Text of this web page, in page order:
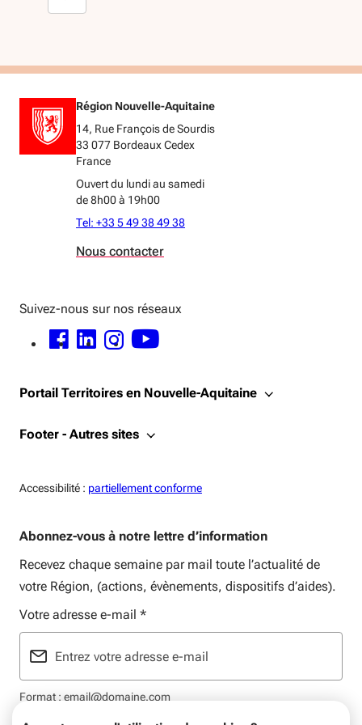
Région Nouvelle-Aquitaine
14, Rue François de Sourdis
33 077 Bordeaux Cedex
France
Ouvert du lundi au samedi
de 8h00 à 19h00
Tel: +33 5 49 38 49 38
Nous contacter
Suivez-nous sur nos réseaux
FACEBOOK - OUVERTURE DANS UNE NOUVELLE FENÊTRE
LINKEDIN - OUVERTURE DANS UNE NOUVELLE FENÊTRE
INSTAGRAM - OUVERTURE DANS UNE NOUVELLE FENÊTRE
YOUTUBE - OUVERTURE DANS UNE NOUVELLE FENÊTRE
Portail Territoires en Nouvelle-Aquitaine
Footer - Autres sites
Accessibilité : Accessiblité:
partiellement conforme
Abonnez-vous à notre lettre d’information
Recevez chaque semaine par mail toute l’actualité de
votre Région, (actions, évènements, dispositifs d’aides).
Votre adresse e-mail *
Format : email@domaine.com